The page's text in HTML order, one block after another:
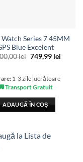
Series 7 45MM
Blue Excelent
lei Prețul
inițial
fost:
1.000,00 lei.
749,99 leiPrețul
1-3 zile lucrătoare
Transport Gratuit
ADAUGĂ ÎN COȘ
la Lista de